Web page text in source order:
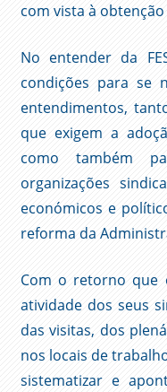
com vista à
No entender da
condições para se
entendimentos,
que exigem a
como também
organizações
económicos e
reforma da
Com o retorno que
atividade dos seus
das visitas, dos
nos locais de
sistematizar e